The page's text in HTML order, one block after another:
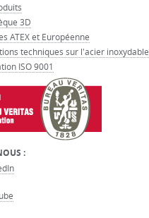
3D
ATEX et Européenne
techniques sur l'acier inoxydable
ISO 9001
: